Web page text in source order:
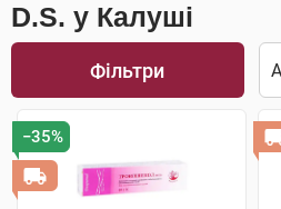
D.S. у Калуші
Фільтри
−35%